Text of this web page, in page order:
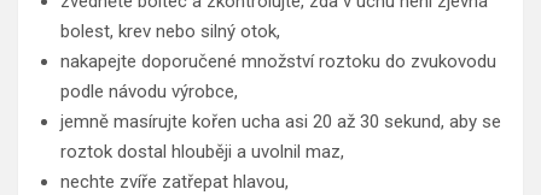
bolest, krev nebo silný otok,
nakapejte doporučené množství roztoku do zvukovodu
podle návodu výrobce,
jemně masírujte kořen ucha asi 20 až 30 sekund, aby se
roztok dostal hlouběji a uvolnil maz,
nechte zvíře zatřepat hlavou,